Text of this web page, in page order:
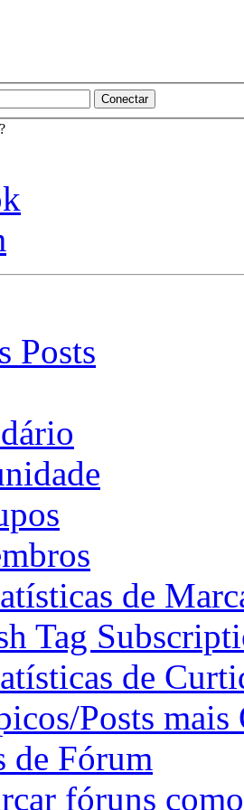
Posts
de
Tag
de
Posts mais
de Fórum
fóruns